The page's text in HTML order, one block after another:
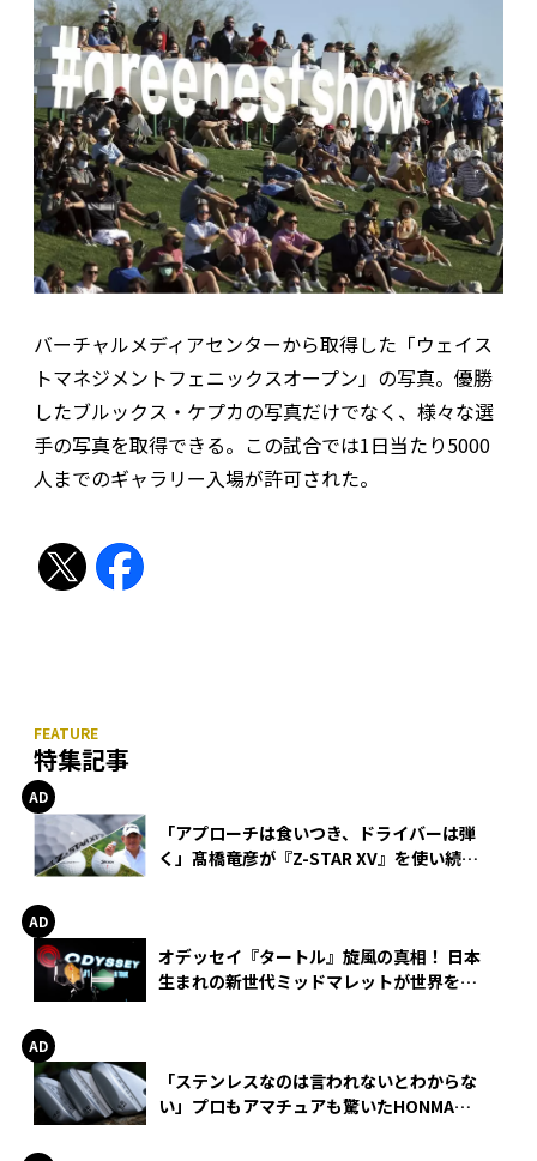
バーチャルメディアセンターから取得した「ウェイス
トマネジメントフェニックスオープン」の写真。優勝
したブルックス・ケプカの写真だけでなく、様々な選
手の写真を取得できる。この試合では1日当たり5000
人までのギャラリー入場が許可された。
特集記事
「アプローチは食いつき、ドライバーは弾
く」髙橋竜彦が『Z-STAR XV』を使い続け
オデッセイ『タートル』旋風の真相！ 日本
生まれの新世代ミッドマレットが世界を席
「ステンレスなのは言われないとわからな
い」プロもアマチュアも驚いたHONMA